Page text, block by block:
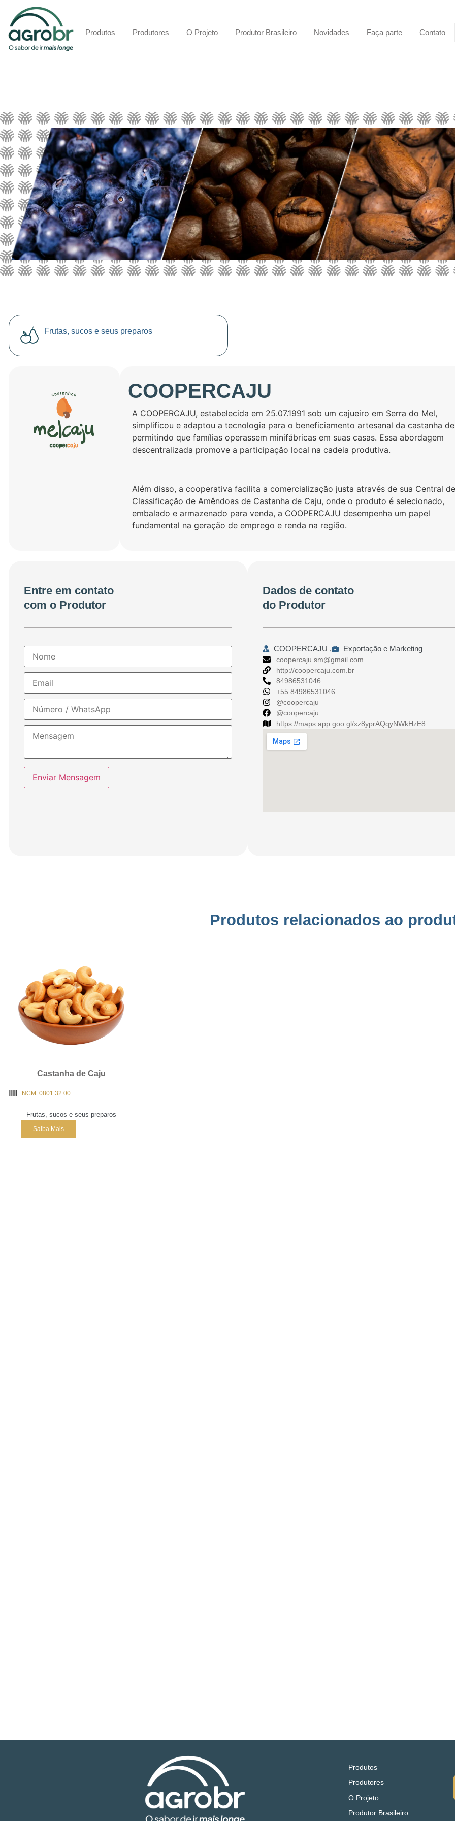
Produtos Produtores O Projeto Produtor Brasileiro Novidades Faça parte Contato
Frutas, sucos e seus preparos
COOPERCAJU
A COOPERCAJU, estabelecida em 25.07.1991 sob um cajueiro em Serra do Mel,
simplificou e adaptou a tecnologia para o beneficiamento artesanal da castanha
permitindo que famílias operassem minifábricas em suas casas. Essa abordagem
descentralizada promove a participação local na cadeia produtiva.
Além disso, a cooperativa facilita a comercialização justa através de sua Central de
Classificação de Amêndoas de Castanha de Caju, onde o produto é selecionado,
embalado e armazenado para venda, a COOPERCAJU desempenha um papel
fundamental na geração de emprego e renda na região.
Entre em contato
com o Produtor
Enviar Mensagem
Dados de contato
do Produtor
COOPERCAJU , Exportação e Marketing
coopercaju.sm@gmail.com
http://coopercaju.com.br
84986531046
+55 84986531046
@coopercaju
@coopercaju
https://maps.app.goo.gl/xz8yprAQqyNWkHzE8
Produtos relacionados ao
Castanha de Caju
NCM: 0801.32.00
Frutas, sucos e seus preparos
Saiba Mais
Produtos
Produtores
O Projeto
Produtor Brasileiro